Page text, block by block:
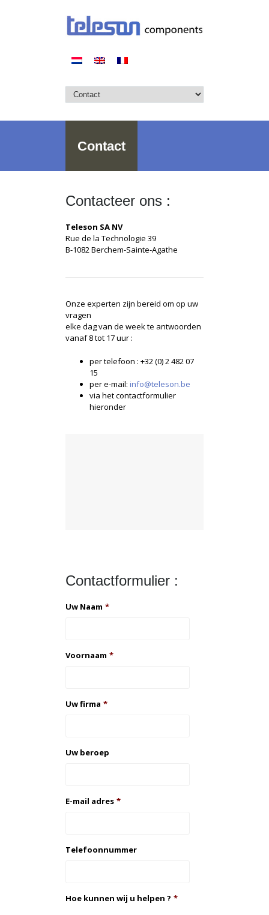
Contact
Contacteer ons :
Teleson SA NV
Rue de la Technologie 39
B-1082 Berchem-Sainte-Agathe
Onze experten zijn bereid om op uw
vragen
elke dag van de week te antwoorden
vanaf 8 tot 17 uur :
per telefoon : +32 (0) 2 482 07
15
per e-mail: info@teleson.be
via het contactformulier
hieronder
Contactformulier :
Uw Naam *
Voornaam *
Uw firma *
Uw beroep
E-mail adres *
Telefoonnummer
Hoe kunnen wij u helpen ? *